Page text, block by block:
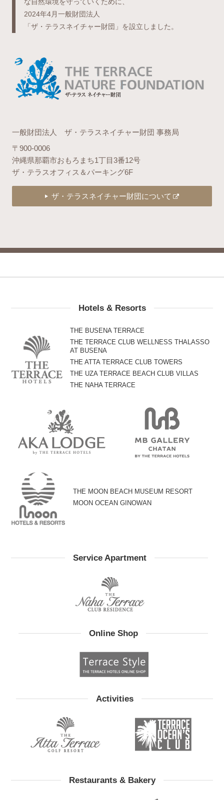
2024年4月一般財団法人
「ザ・テラスネイチャー財団」を設立しました。
一般財団法人 ザ・テラスネイチャー財団 事務局
〒900-0006
沖縄県那覇市おもろまち1丁目3番12号
ザ・テラスオフィス＆パーキング6F
ザ・テラスネイチャー財団について
Hotels & Resorts
THE BUSENA TERRACE
THE TERRACE CLUB WELLNESS THALASSO
AT BUSENA
THE ATTA TERRACE CLUB TOWERS
THE UZA TERRACE BEACH CLUB VILLAS
THE NAHA TERRACE
THE MOON BEACH MUSEUM RESORT
MOON OCEAN GINOWAN
Service Apartment
Online Shop
Activities
Restaurants & Bakery